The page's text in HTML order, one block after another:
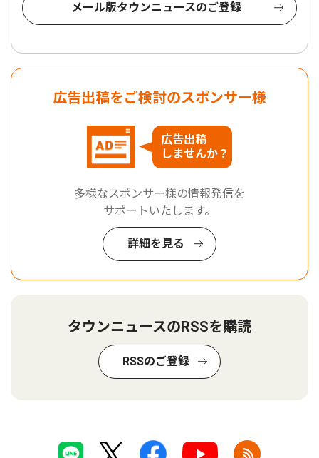
メール版タウンニュースのご登録
広告出稿をご検討のスポンサー様
広告出稿
しませんか？
多様なスポンサー様の情報発信を
サポートいたします。
詳細を見る
タウンニュースのRSSを購読
RSSのご登録